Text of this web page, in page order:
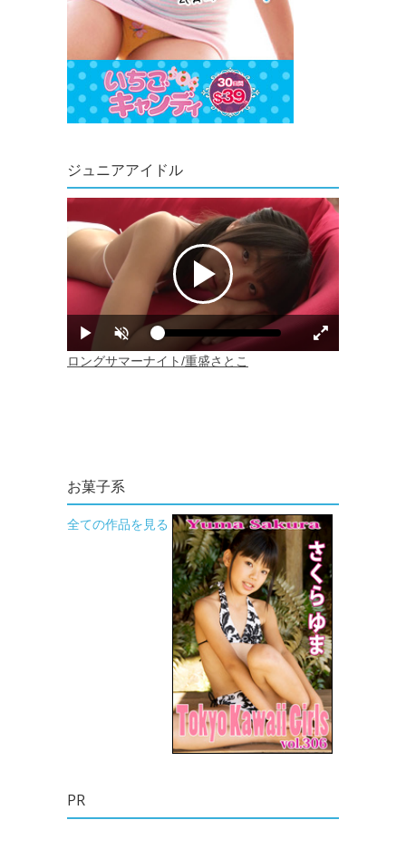
ジュニアアイドル
お菓子系
全ての作品を見る
PR